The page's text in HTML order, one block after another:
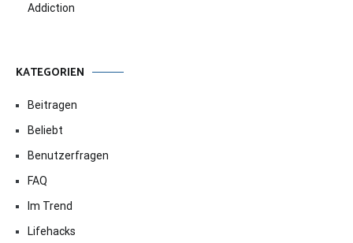
Addiction
KATEGORIEN
Beitragen
Beliebt
Benutzerfragen
FAQ
Im Trend
Lifehacks